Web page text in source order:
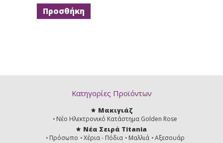
Κατηγορίες Προϊόντων
Μακιγιάζ
Νέο Ηλεκτρονικό Κατάστημα Golden Rose
Νέα Σειρά Titania
Πρόσωπο Χέρια - Πόδια Μαλλιά Αξεσουάρ